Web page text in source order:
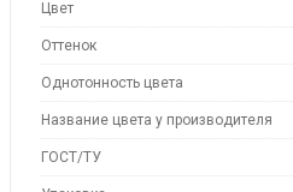
Цвет
Оттенок
Однотонность цвета
Название цвета у производителя
ГОСТ/ТУ